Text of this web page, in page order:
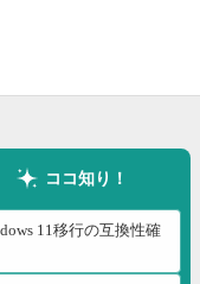
ココ知り！
11移行の互換性確